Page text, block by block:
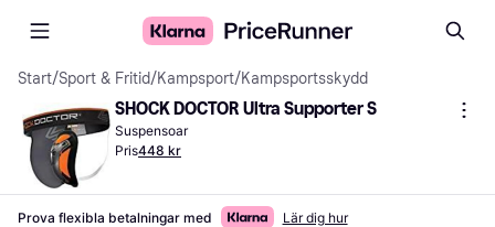
Start/Sport & Fritid/Kampsport/Kampsportsskydd
SHOCK DOCTOR Ultra Supporter S
Suspensoar
Pris448 kr
Prova flexibla betalningar med Lär dig hur